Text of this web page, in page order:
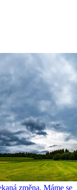
změna. Máme se